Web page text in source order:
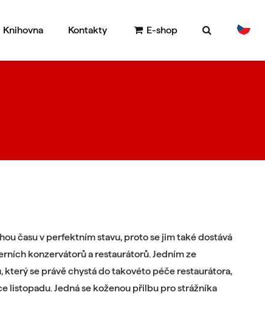
EN
Knihovna Kontakty E-shop
času v perfektním stavu, proto se jim také dostává
konzervátorů a restaurátorů. Jedním ze
se právě chystá do takovéto péče restaurátora,
listopadu. Jedná se koženou přilbu pro strážníka